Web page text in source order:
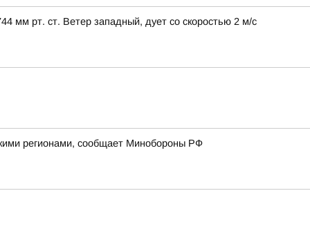
мм рт. ст. Ветер западный, дует со скоростью 2 м/с
регионами, сообщает Минобороны РФ